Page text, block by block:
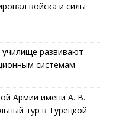
войска и силы
развивают
системам
Армии имени А. В.
тур в Турецкой